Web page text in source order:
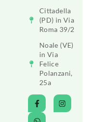
Cittadella
(PD) in Via
Roma 39/2
Noale (VE)
in Via
Felice
Polanzani,
25a